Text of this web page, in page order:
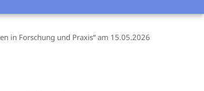
in Forschung und Praxis“ am 15.05.2026